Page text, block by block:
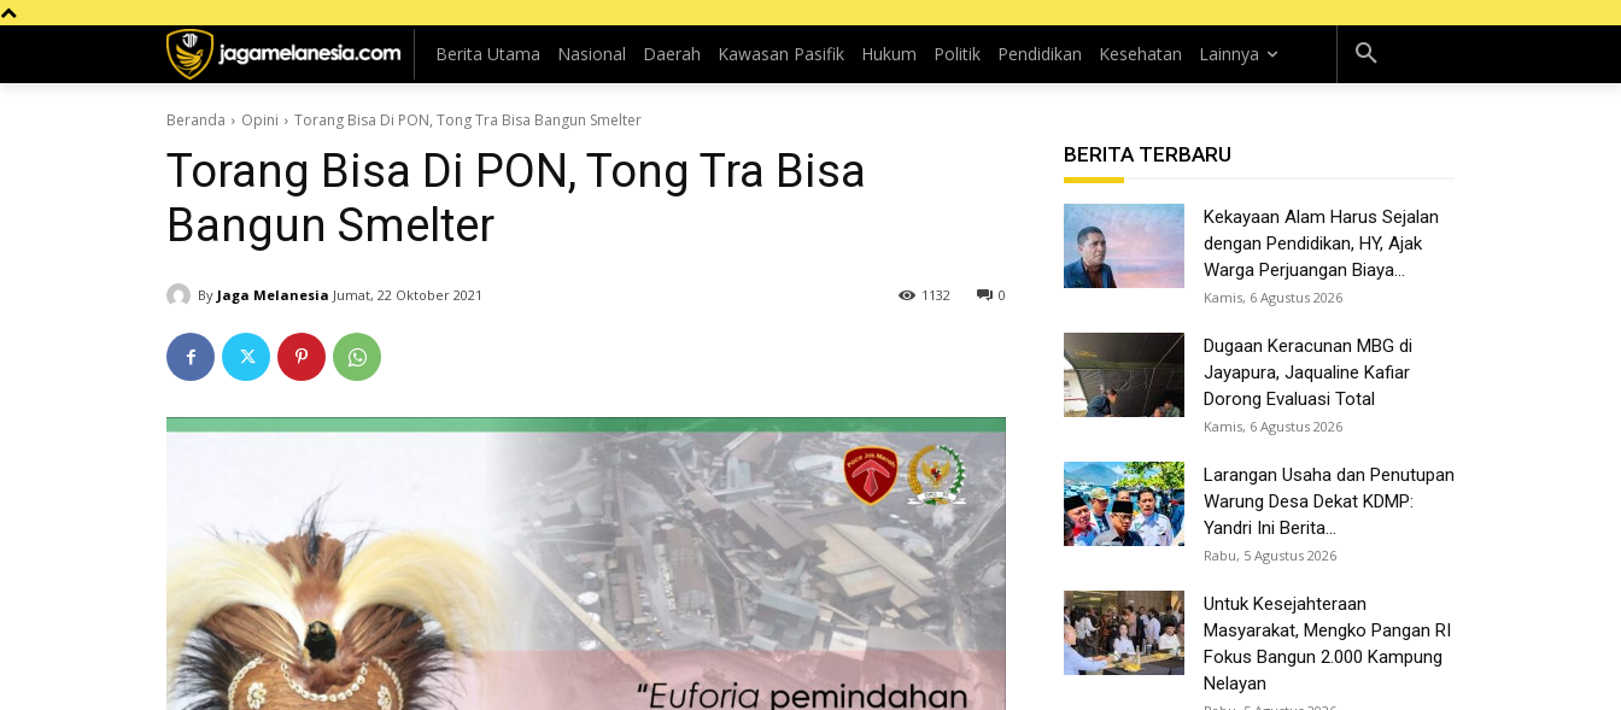
Berita Utama Nasional Daerah Kawasan Pasifik Hukum Politik Pendidikan Kesehatan Lainnya
Beranda Opini Torang Bisa Di PON, Tong Tra Bisa Bangun Smelter
Torang Bisa Di PON, Tong Tra Bisa
Bangun Smelter
By Jaga Melanesia Jumat, 22 Oktober 2021 0
1132
BERITA TERBARU
Kekayaan Alam Harus Sejalan
dengan Pendidikan, HY, Ajak
Warga Perjuangan Biaya...
Kamis, 6 Agustus 2026
Dugaan Keracunan MBG di
Jayapura, Jaqualine Kafiar
Dorong Evaluasi Total
Kamis, 6 Agustus 2026
Larangan Usaha dan Penutupan
Warung Desa Dekat KDMP:
Yandri Ini Berita...
Rabu, 5 Agustus 2026
Untuk Kesejahteraan
Masyarakat, Mengko Pangan RI
Fokus Bangun 2.000 Kampung
Nelayan